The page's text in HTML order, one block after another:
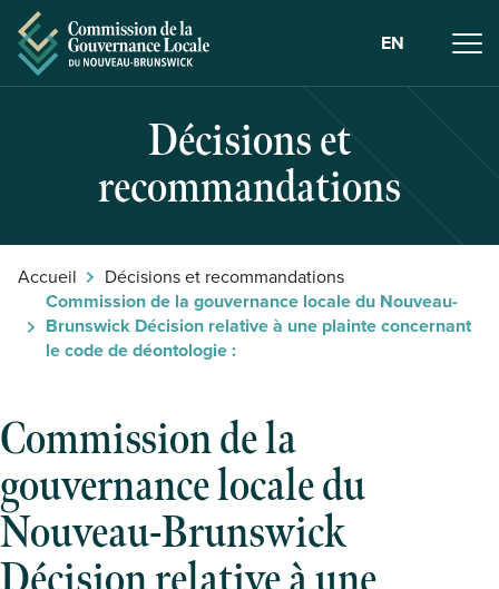
Skip to Content
EN
Décisions et
recommandations
Accueil
Décisions et recommandations
Commission de la gouvernance locale du Nouveau-
Brunswick Décision relative à une plainte concernant
le code de déontologie :
Commission de la
gouvernance locale du
Nouveau-Brunswick